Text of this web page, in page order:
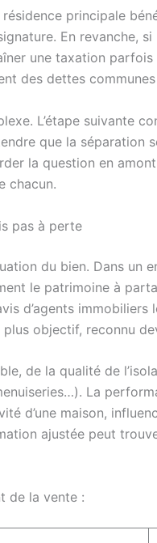
principale
En revanche,
une taxation
des dettes
L’étape suivante
que la séparation
la question en
chacun.
pas à perte
du bien. Dans un
le patrimoine à
d’agents
objectif, reconnu
de la qualité de
La
d’une maison,
ajustée peut
de la vente :